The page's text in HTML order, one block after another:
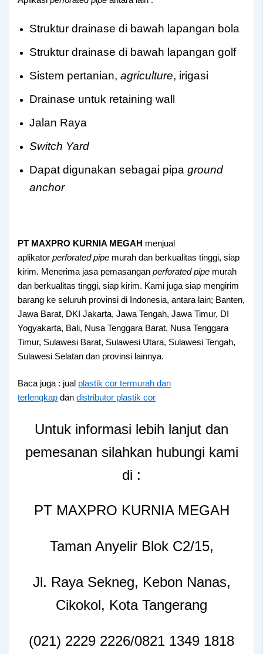
Struktur drainase di bawah lapangan bola
Struktur drainase di bawah lapangan golf
Sistem pertanian,agriculture, irigasi
Drainase untuk retaining wall
Jalan Raya
Switch Yard
Dapat digunakan sebagai pipaground
anchor
PT MAXPRO KURNIA MEGAH menjual
aplikatorperforated pipe murah dan berkualitas tinggi, siap
kirim. Menerima jasa pemasanganperforated pipe murah
dan berkualitas tinggi, siap kirim. Kami juga siap mengirim
barang ke seluruh provinsi di Indonesia, antara lain; Banten,
Jawa Barat, DKI Jakarta, Jawa Tengah, Jawa Timur, DI
Yogyakarta, Bali, Nusa Tenggara Barat, Nusa Tenggara
Timur, Sulawesi Barat, Sulawesi Utara, Sulawesi Tengah,
Sulawesi Selatan dan provinsi lainnya.
Baca juga : jual plastik cor termurah dan
terlengkap dan distributor plastik cor
Untuk informasi lebih lanjut dan
pemesanan silahkan hubungi kami
di :
PT MAXPRO KURNIA MEGAH
Taman Anyelir Blok C2/15,
Jl. Raya Sekneg, Kebon Nanas,
Cikokol, Kota Tangerang
(021) 2229 2226/0821 1349 1818